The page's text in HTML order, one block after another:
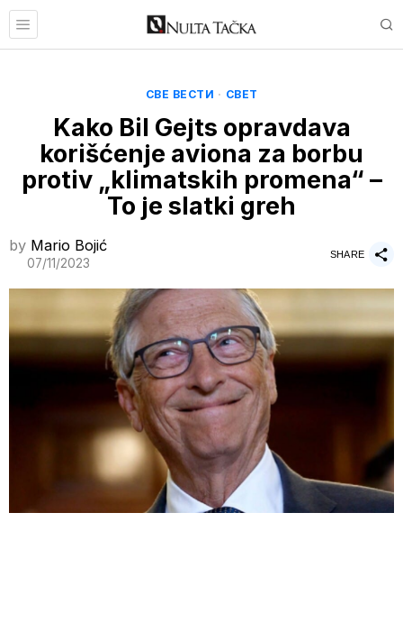
СВЕ ВЕСТИ · СВЕТ
Kako Bil Gejts opravdava
korišćenje aviona za borbu
protiv „klimatskih promena“ –
To je slatki greh
by Mario Bojić
07/11/2023
SHARE